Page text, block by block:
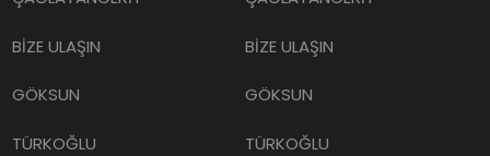
BİZE ULAŞIN
GÖKSUN
TÜRKOĞLU
BİZE ULAŞIN
GÖKSUN
TÜRKOĞLU